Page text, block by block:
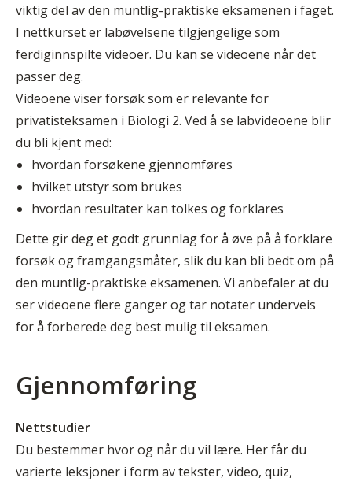
viktig del av den muntlig-praktiske eksamenen i faget.
I nettkurset er labøvelsene tilgjengelige som
ferdiginnspilte videoer. Du kan se videoene når det
passer deg.
Videoene viser forsøk som er relevante for
privatisteksamen i Biologi 2. Ved å se labvideoene blir
du bli kjent med:
hvordan forsøkene gjennomføres
hvilket utstyr som brukes
hvordan resultater kan tolkes og forklares
Dette gir deg et godt grunnlag for å øve på å forklare
forsøk og framgangsmåter, slik du kan bli bedt om på
den muntlig-praktiske eksamenen. Vi anbefaler at du
ser videoene flere ganger og tar notater underveis
for å forberede deg best mulig til eksamen.
Gjennomføring
Nettstudier
Du bestemmer hvor og når du vil lære. Her får du
varierte leksjoner i form av tekster, video, quiz,